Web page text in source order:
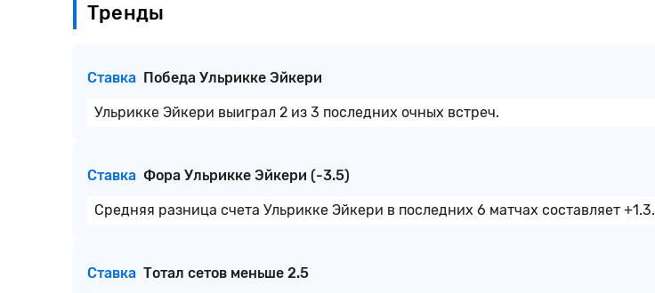
Тренды
Ставка Победа Ульрикке Эйкери
Ульрикке Эйкери выиграл 2 из 3 последних очных встреч.
Ставка Фора Ульрикке Эйкери (-3.5)
Средняя разница счета Ульрикке Эйкери в последних 6 матчах составляет +1.3.
Ставка Тотал сетов меньше 2.5